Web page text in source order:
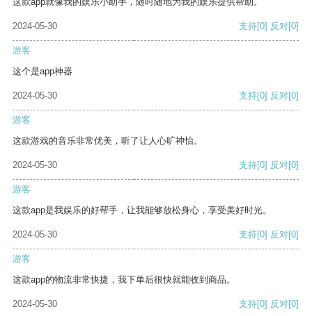
2024-05-30 支持[0] 反对[0]
游客
这个是app神器
2024-05-30 支持[0] 反对[0]
游客
这款游戏的音乐非常优美，听了让人心旷神怡。
2024-05-30 支持[0] 反对[0]
游客
这款app是我娱乐的好帮手，让我能够放松身心，享受美好时光。
2024-05-30 支持[0] 反对[0]
游客
这款app的物流非常快捷，我下单后很快就能收到商品。
2024-05-30 支持[0] 反对[0]